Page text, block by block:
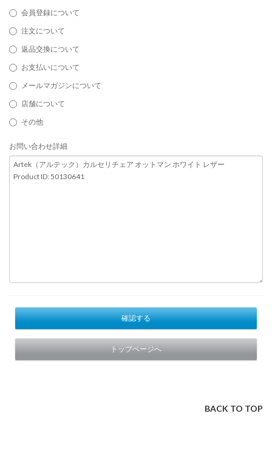
会員登録について
注文について
返品交換について
お支払いについて
メールマガジンについて
店舗について
その他
お問い合わせ詳細
確認する
トップページへ
BACK TO TOP